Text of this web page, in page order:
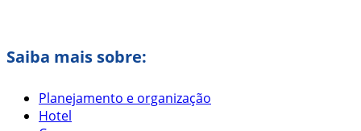
Saiba mais sobre:
Planejamento e organização
Hotel